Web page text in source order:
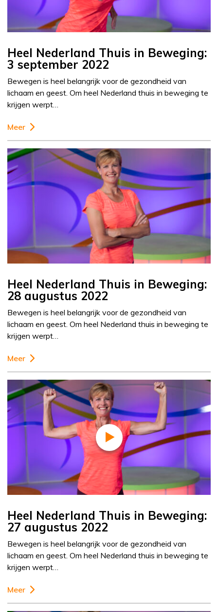
Heel Nederland Thuis in Beweging:
3 september 2022
Bewegen is heel belangrijk voor de gezondheid van
lichaam en geest. Om heel Nederland thuis in beweging te
krijgen werpt…
Meer
Heel Nederland Thuis in Beweging:
28 augustus 2022
Bewegen is heel belangrijk voor de gezondheid van
lichaam en geest. Om heel Nederland thuis in beweging te
krijgen werpt…
Meer
Heel Nederland Thuis in Beweging:
27 augustus 2022
Bewegen is heel belangrijk voor de gezondheid van
lichaam en geest. Om heel Nederland thuis in beweging te
krijgen werpt…
Meer